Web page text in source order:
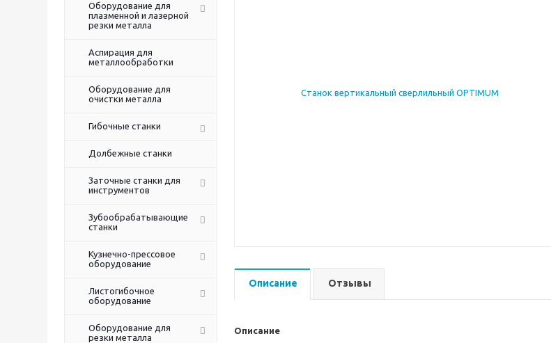
Оборудование для
плазменной и лазерной
резки металла
Аспирация для
металлообработки
Оборудование для
очистки металла
Гибочные станки
Долбежные станки
Заточные станки для
инструментов
Зубообрабатывающие
станки
Кузнечно-прессовое
оборудование
Листогибочное
оборудование
Оборудование для
резки металла
Описание Отзывы
Описание